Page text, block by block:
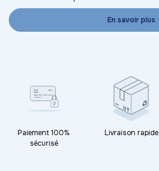
En savoir plus
Paiement 100%
sécurisé
Livraison rapide